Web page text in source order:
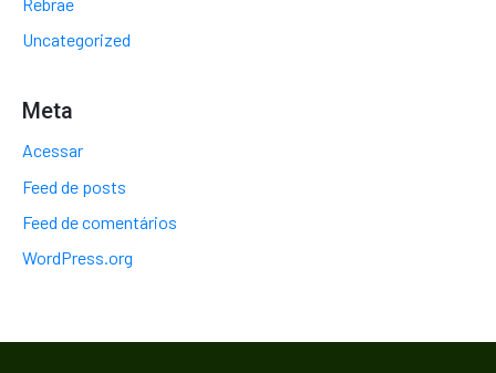
Uncategorized
Meta
Acessar
Feed de posts
Feed de comentários
WordPress.org